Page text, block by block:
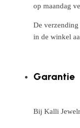
op maandag
De
in de winkel
Garantie
Bij Kalli